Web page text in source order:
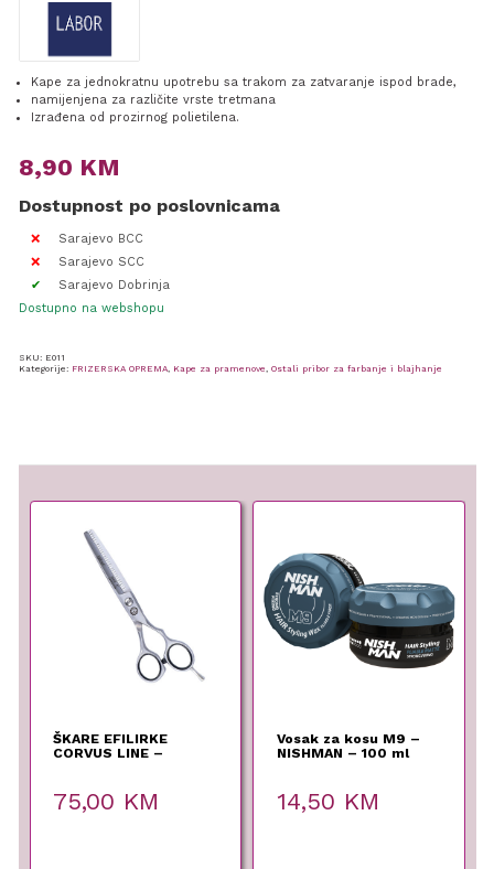
Kape za jednokratnu upotrebu sa trakom za zatvaranje ispod brade,
namijenjena za različite vrste tretmana
Izrađena od prozirnog polietilena.
8,90 KM
Dostupnost po poslovnicama
Sarajevo BCC
Sarajevo SCC
Sarajevo Dobrinja
Dostupno na webshopu
SKU: E011
Kategorije: FRIZERSKA OPREMA, Kape za pramenove Ostali pribor za farbanje i blajhanje
ŠKARE EFILIRKE
CORVUS LINE –
75,00 KM
Vosak za kosu M9 –
NISHMAN – 100 ml
14,50 KM